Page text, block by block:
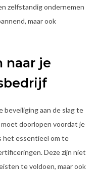
zelfstandig ondernemen
maar ook
naar je
beveiliging aan de slag te
moet doorlopen voordat je
het essentieel om te
Deze zijn niet
te voldoen, maar ook